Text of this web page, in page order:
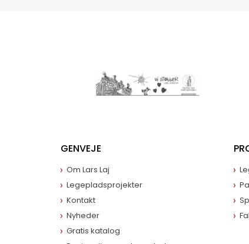
GENVEJE
Om Lars Laj
Legepladsprojekter
Kontakt
Nyheder
Gratis katalog